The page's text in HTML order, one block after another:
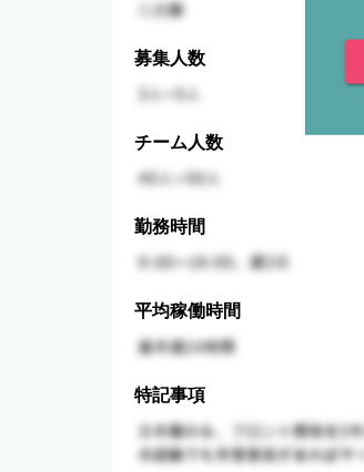
募集人数
チーム人数
勤務時間
平均稼働時間
特記事項